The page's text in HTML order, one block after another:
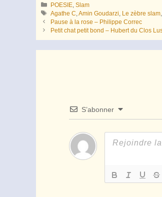
Catégories
POESIE ,Slam
Étiquettes
Agathe C ,Amin Goudarzi Le zèbre slam
Pause à la rose – Philippe Correc
Petit chat petit bond – Hubert du Clos
S’abonner